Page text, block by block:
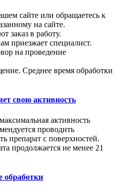
сайте или обращаетесь к
на сайте.
заказ в работу.
приезжает специалист.
на проведение
Среднее время обработки
свою активность
активность
проводить
препарат с поверхностей.
продолжается не менее 21